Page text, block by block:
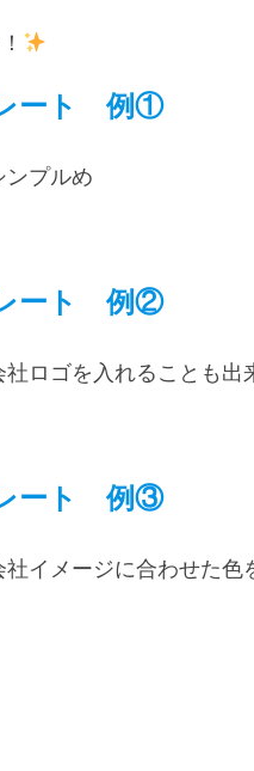
ート 例①
ンプルめ
ート 例②
ロゴを入れることも出
ート 例③
社イメージに合わせた色